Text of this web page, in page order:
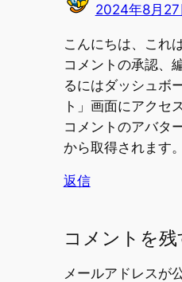
2024年8月27
こんにちは、これ
コメントの承認、
るにはダッシュボ
ト」画面にアクセ
コメントのアバタ
から取得されます。
返信
コメントを残
メールアドレスが